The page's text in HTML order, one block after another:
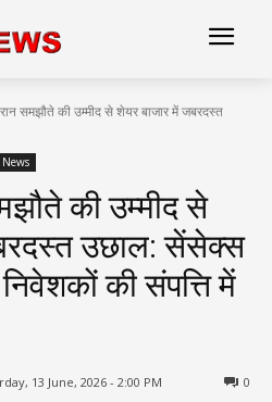
समझौते की उम्मीद से शेयर बाजार में जबरदस्त
की उम्मीद से
उछाल: सेंसेक्स
की संपत्ति में
13 June, 2026 - 2:00 PM 0